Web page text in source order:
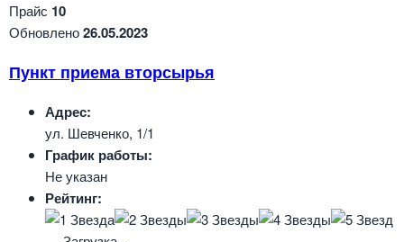
Прайс 10
Обновлено26.05.2023
Пункт приема вторсырья
Адрес:
ул. Шевченко, 1/1
График работы:
Не указан
Рейтинг: